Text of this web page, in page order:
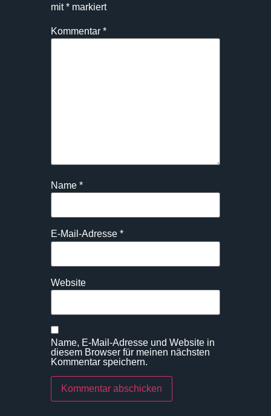
mit* markiert
Kommentar *
Name *
E-Mail-Adresse *
Website
Name, E-Mail-Adresse und Website in
diesem Browser für meinen nächsten
Kommentar speichern.